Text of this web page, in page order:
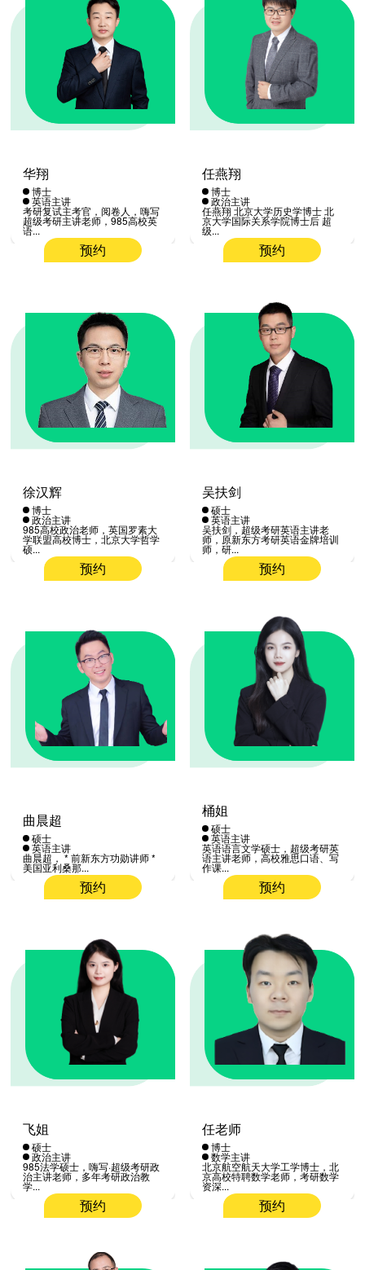
华翔
博士
英语主讲
考研复试主考官，阅卷人，嗨写
超级考研主讲老师，985高校英
语...
预约
任燕翔
博士
政治主讲
任燕翔 北京大学历史学博士 北
京大学国际关系学院博士后 超
级...
预约
徐汉辉
博士
政治主讲
985高校政治老师，英国罗素大
学联盟高校博士，北京大学哲学
硕...
预约
吴扶剑
硕士
英语主讲
吴扶剑，超级考研英语主讲老
师，原新东方考研英语金牌培训
师，研...
预约
曲晨超
硕士
英语主讲
曲晨超， * 前新东方功勋讲师 *
美国亚利桑那...
预约
桶姐
硕士
英语主讲
英语语言文学硕士，超级考研英
语主讲老师，高校雅思口语、写
作课...
预约
飞姐
硕士
政治主讲
985法学硕士，嗨写·超级考研政
治主讲老师，多年考研政治教
学...
预约
任老师
博士
数学主讲
北京航空航天大学工学博士，北
京高校特聘数学老师，考研数学
资深...
预约